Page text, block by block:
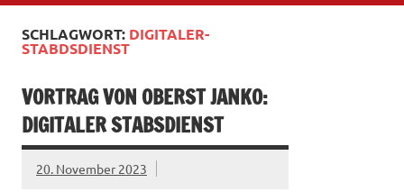
SCHLAGWORT: DIGITALER-
STABDSDIENST
VORTRAG VON OBERST JANKO:
DIGITALER STABSDIENST
20. November 2023